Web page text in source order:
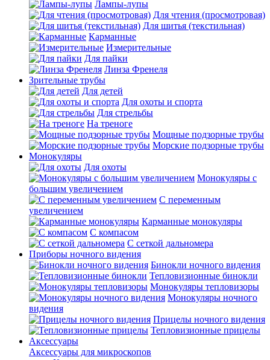
Лампы-лупы
Для чтения (просмотровая)
Для шитья (текстильная)
Карманные
Измерительные
Для пайки
Линза Френеля
Зрительные трубы
Для детей
Для охоты и спорта
Для стрельбы
На треноге
Мощные подзорные трубы
Морские подзорные трубы
Монокуляры
Для охоты
Монокуляры с
большим увеличением
С переменным
увеличением
Карманные монокуляры
С компасом
С сеткой дальномера
Приборы ночного видения
Бинокли ночного видения
Тепловизионные бинокли
Монокуляры тепловизоры
Монокуляры ночного
видения
Прицелы ночного видения
Тепловизионные прицелы
Аксессуары
Аксессуары для микроскопов